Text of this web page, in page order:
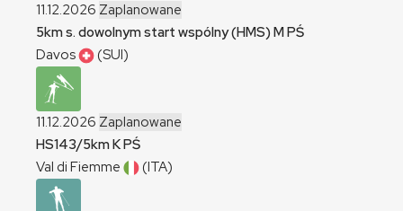
11.12.2026 Zaplanowane
5km s. dowolnym start wspólny (HMS) MPŚ
Davos
(SUI)
11.12.2026 Zaplanowane
HS143/5kmKPŚ
Val di Fiemme
(ITA)